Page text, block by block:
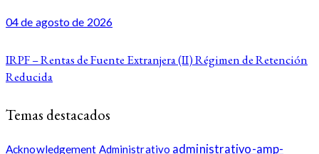
04 de agosto de 2026
IRPF – Rentas de Fuente Extranjera (II) Régimen de Retención
Reducida
Temas destacados
Acknowledgement Administrativo administrativo-amp-